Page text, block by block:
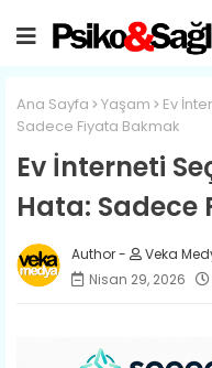
Ana Sayfa Yaşam
Ev
Sadece Fiyata Bakmak
Ev İnterneti
Hata:
Veka
Nisan 29, 2026